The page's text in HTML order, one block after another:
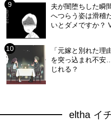
夫が闇堕ちした瞬
へつらう姿は滑稽
いとダメですか？
「元嫁と別れた
を突っ込まれ不安
じれる？
eltha イ